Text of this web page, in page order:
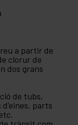
a partir de
clorur de
dos grans
de tubs,
d'eines, parts